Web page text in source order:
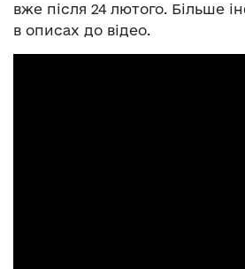
вже після 24 лютого. Більше
в описах до відео.